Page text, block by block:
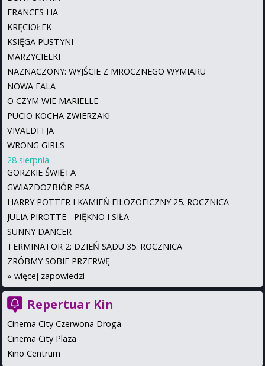
FRANCES HA
KRĘCIOŁEK
KSIĘGA PUSTYNI
MARZYCIELKI
NAZNACZONY: WYJŚCIE Z MROCZNEGO WYMIARU
NOWA FALA
O CZYM WIE MARIELLE
PUCIO KOCHA ZWIERZAKI
VIVALDI I JA
WRONG GIRLS
28 sierpnia
GORZKIE ŚWIĘTA
GWIAZDOZBIÓR PSA
HARRY POTTER I KAMIEŃ FILOZOFICZNY 25. ROCZNICA
JULIA PIROTTE - PIĘKNO I SIŁA
SUNNY DANCER
TERMINATOR 2: DZIEŃ SĄDU 35. ROCZNICA
ZRÓBMY SOBIE PRZERWĘ
» więcej zapowiedzi
Repertuar Kin
Cinema City Czerwona Droga
Cinema City Plaza
Kino Centrum